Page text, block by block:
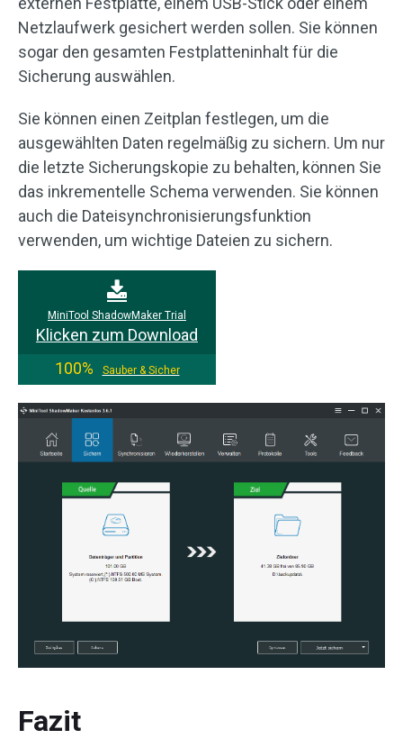
Netzlaufwerk gesichert werden sollen. Sie können
sogar den gesamten Festplatteninhalt für die
Sicherung auswählen.
Sie können einen Zeitplan festlegen, um die
ausgewählten Daten regelmäßig zu sichern. Um nur
die letzte Sicherungskopie zu behalten, können Sie
das inkrementelle Schema verwenden. Sie können
auch die Dateisynchronisierungsfunktion
verwenden, um wichtige Dateien zu sichern.
MiniTool ShadowMaker Trial
Klicken zum Download
100%
Sauber & Sicher
Fazit